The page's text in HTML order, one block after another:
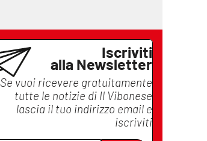
Iscriviti
alla Newsletter
Se vuoi ricevere gratuitamente
tutte le notizie di Il Vibonese
lascia il tuo indirizzo email e
iscriviti